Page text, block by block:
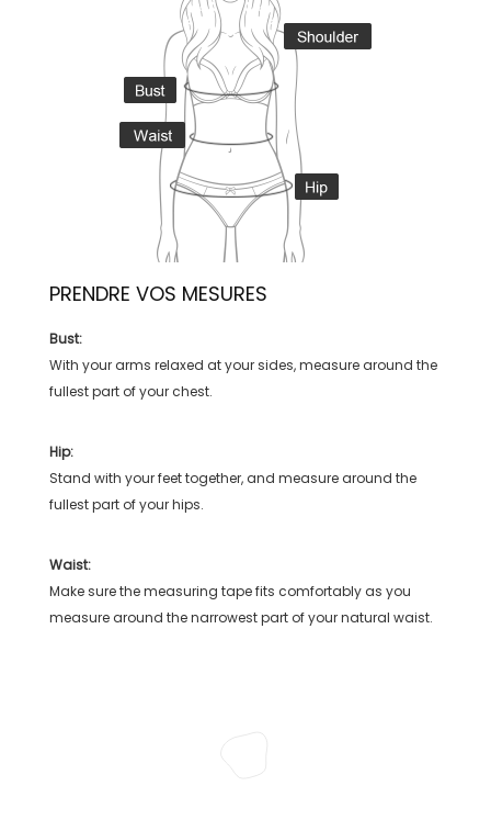
PRENDRE VOS MESURES
Bust:
With your arms relaxed at your sides, measure around the
fullest part of your chest.
Hip:
Stand with your feet together, and measure around the
fullest part of your hips.
Waist:
Make sure the measuring tape fits comfortably as you
measure around the narrowest part of your natural waist.